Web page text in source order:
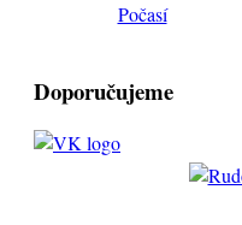
Počasí
Doporučujeme